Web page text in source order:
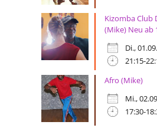
Kizomba Club
(Mike) Neu ab
Di., 01.09.
21:15-
Afro (Mike)
Mi.,
17:30-